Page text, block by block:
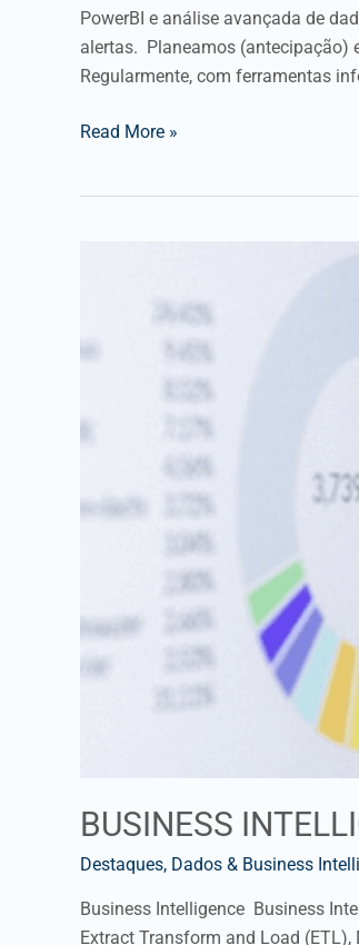
PowerBI e análise avançada de
alertas. Planeamos (antecipação)
Regularmente, com ferramentas
Read More »
BUSINESS
Destaques, Dados & Business
Business Intelligence Business
Extract Transform and Load (ETL),